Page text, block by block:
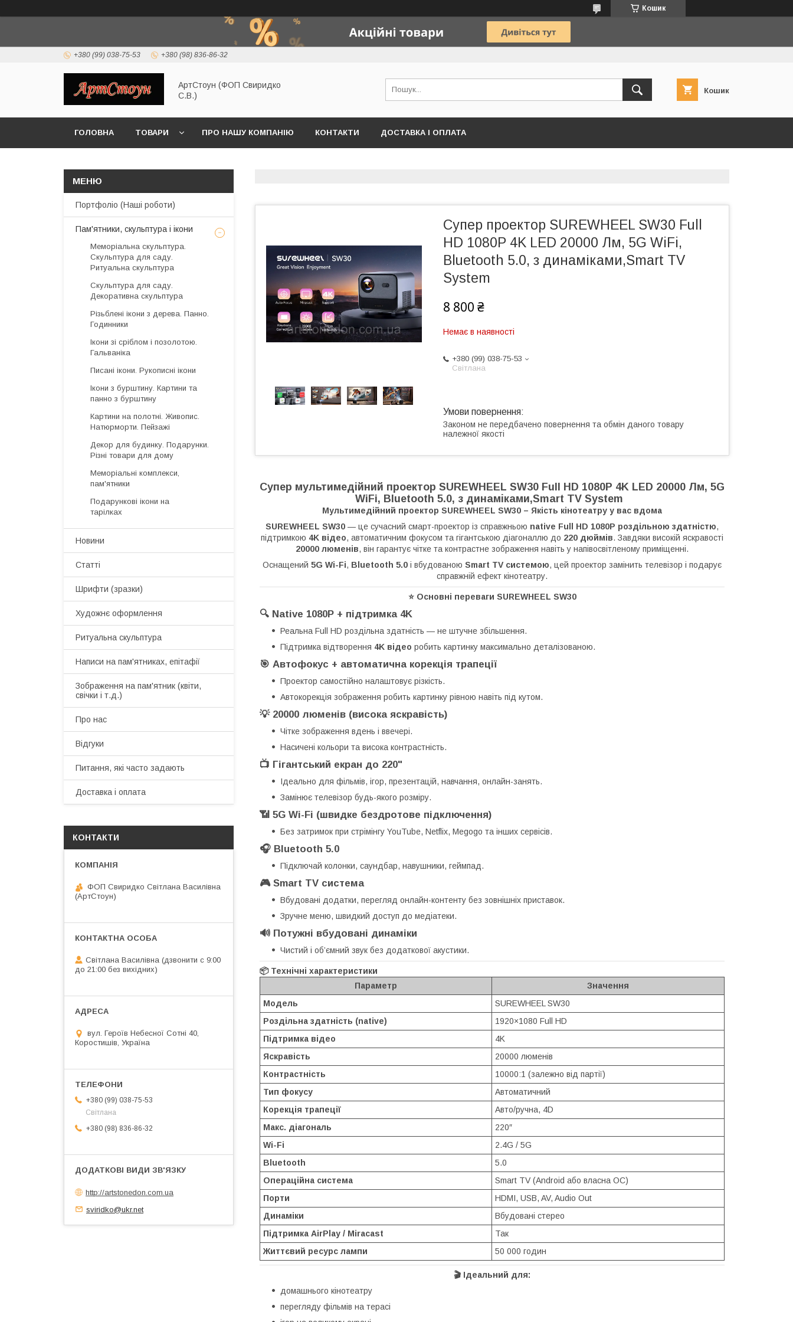
Кошик
+380 (99) 038-75-53 +380 (98) 836-86-32
АртСтоун (ФОП Свиридко
С.В.)
Кошик
ГОЛОВНА ТОВАРИ ПРО НАШУ КОМПАНІЮ КОНТАКТИ ДОСТАВКА І ОПЛАТА
Cупер проектор SUREWHEEL SW30 Full
HD 1080P 4K LED 20000 Лм, 5G WiFi,
Bluetooth 5.0, з динаміками,Smart TV
System
8 800 ₴
Немає в наявності
+380 (99) 038-75-53
Світлана
Законом не передбачено повернення та обмін даного товару
належної якості
Cупер мультимедійний проектор SUREWHEEL SW30 Full HD 1080P 4K LED 20000 Лм, 5G
WiFi, Bluetooth 5.0, з динаміками,Smart TV System
Мультимедійний проектор SUREWHEEL SW30 – Якість кінотеатру у вас вдома
SUREWHEEL SW30 — це сучасний смарт-проектор із справжньою native Full HD 1080P роздільною здатністю,
підтримкою 4K відео, автоматичним фокусом та гігантською діагоналлю до 220 дюймів. Завдяки високій яскравості
20000 люменів, він гарантує чітке та контрастне зображення навіть у напівосвітленому приміщенні.
Оснащений 5G Wi-Fi, Bluetooth 5.0 і вбудованою Smart TV системою, цей проектор замінить телевізор і подарує
справжній ефект кінотеатру.
⭐ Основні переваги SUREWHEEL SW30
🔍 Native 1080P + підтримка 4K
Реальна Full HD роздільна здатність — не штучне збільшення.
Підтримка відтворення 4K відео робить картинку максимально деталізованою.
🎯 Автофокус + автоматична корекція трапеції
Проектор самостійно налаштовує різкість.
Автокорекція зображення робить картинку рівною навіть під кутом.
💡 20000 люменів (висока яскравість)
Чітке зображення вдень і ввечері.
Насичені кольори та висока контрастність.
📺 Гігантський екран до 220"
Ідеально для фільмів, ігор, презентацій, навчання, онлайн-занять.
Замінює телевізор будь-якого розміру.
📶 5G Wi-Fi (швидке бездротове підключення)
Без затримок при стрімінгу YouTube, Netflix, Megogo та інших сервісів.
🎧 Bluetooth 5.0
Підключай колонки, саундбар, навушники, геймпад.
🎮 Smart TV система
Вбудовані додатки, перегляд онлайн-контенту без зовнішніх приставок.
Зручне меню, швидкий доступ до медіатеки.
🔊 Потужні вбудовані динаміки
Чистий і об’ємний звук без додаткової акустики.
📦 Технічні характеристики
Параметр
Значення
Модель
SUREWHEEL SW30
Роздільна здатність (native)
1920×1080 Full HD
Підтримка відео
4K
Яскравість
20000 люменів
Контрастність
10000:1 (залежно від партії)
Тип фокусу
Автоматичний
Корекція трапеції
Авто/ручна, 4D
Макс. діагональ
220″
Wi-Fi
2.4G / 5G
Bluetooth
5.0
Операційна система
Smart TV (Android або власна ОС)
Порти
HDMI, USB, AV, Audio Out
Динаміки
Вбудовані стерео
Підтримка AirPlay / Miracast
Так
Життєвий ресурс лампи
50 000 годин
🎬 Ідеальний для:
домашнього кінотеатру
перегляду фільмів на терасі
Портфоліо (Наші роботи)
Пам'ятники, скульптура і ікони
Меморіальна скульптура.
Скульптура для саду.
Ритуальна скульптура
Скульптура для саду.
Декоративна скульптура
Різьблені ікони з дерева. Панно.
Годинники
Ікони зі сріблом і позолотою.
Гальваніка
Писані ікони. Рукописні ікони
Ікони з бурштину. Картини та
панно з бурштину
Картини на полотні. Живопис.
Натюрморти. Пейзажі
Декор для будинку. Подарунки.
Різні товари для дому
Меморіальні комплекси,
пам'ятники
Подарункові ікони на
тарілках
Новини
Статті
Шрифти (зразки)
Художнє оформлення
Ритуальна скульптура
Написи на пам'ятниках, епітафії
Зображення на пам'ятник (квіти,
свічки і т.д.)
Про нас
Відгуки
Питання, які часто задають
Доставка і оплата
КОНТАКТИ
ФОП Свиридко Світлана Василівна
(АртСтоун)
Світлана Василівна (дзвонити с 9:00
до 21:00 без вихідних)
вул. Героїв Небесної Сотні 40,
Коростишів, Україна
+380 (99) 038-75-53
Світлана
+380 (98) 836-86-32
http://artstonedon.com.ua
sviridko@ukr.net